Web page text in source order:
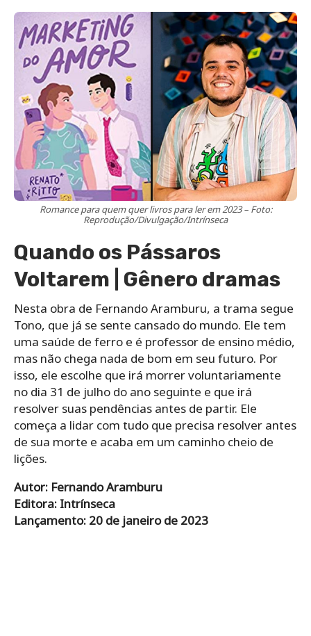
Romance para quem quer livros para ler em 2023 – Foto:
Reprodução/Divulgação/Intrínseca
Quando os Pássaros
Voltarem | Gênero dramas
Nesta obra de Fernando Aramburu, a trama segue
Tono, que já se sente cansado do mundo. Ele tem
uma saúde de ferro e é professor de ensino médio,
mas não chega nada de bom em seu futuro. Por
isso, ele escolhe que irá morrer voluntariamente
no dia 31 de julho do ano seguinte e que irá
resolver suas pendências antes de partir. Ele
começa a lidar com tudo que precisa resolver antes
de sua morte e acaba em um caminho cheio de
lições.
Autor: Fernando Aramburu
Editora: Intrínseca
Lançamento: 20 de janeiro de 2023